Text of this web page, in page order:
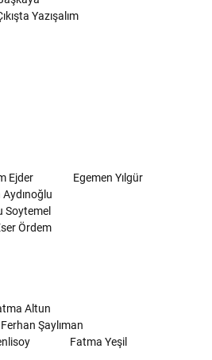
Yazışalım
Ejder
Egemen Yılgür
Aydınoğlu
Soytemel
Ördem
Altun
Ferhan Şaylıman
Fatma Yeşil